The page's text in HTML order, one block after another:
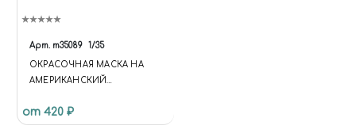
Арт. m35089 1/35
ОКРАСОЧНАЯ МАСКА НА
АМЕРИКАНСКИЙ
M1240A1, RFM.
от 420 ₽